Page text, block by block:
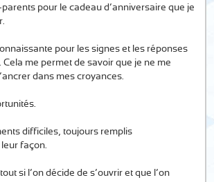
pour le cadeau d’anniversaire que je
pour les signes et les réponses
Cela me permet de savoir que je ne me
dans mes croyances.
difficiles, toujours remplis
façon.
si l’on décide de s’ouvrir et que l’on